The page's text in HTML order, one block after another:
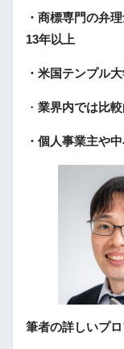
・商標専門の弁
13年以上
・米国テンプル
・ 業界内では比
・個人事業主や
筆者の詳しいプロ